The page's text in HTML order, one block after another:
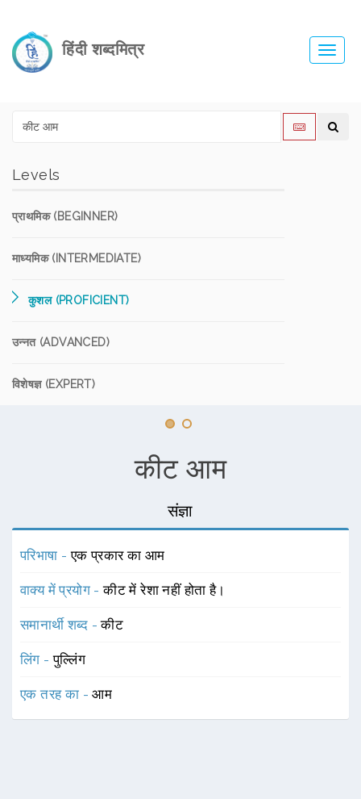
हिंदी शब्दमित्र
Levels
प्राथमिक (BEGINNER)
माध्यमिक (INTERMEDIATE)
कुशल (PROFICIENT)
उन्नत (ADVANCED)
विशेषज्ञ (EXPERT)
कीट आम
संज्ञा
परिभाषा -एक प्रकार का आम
वाक्य में प्रयोग -कीट में रेशा नहीं होता है।
समानार्थी शब्द -कीट
लिंग -पुल्लिंग
एक तरह का -आम